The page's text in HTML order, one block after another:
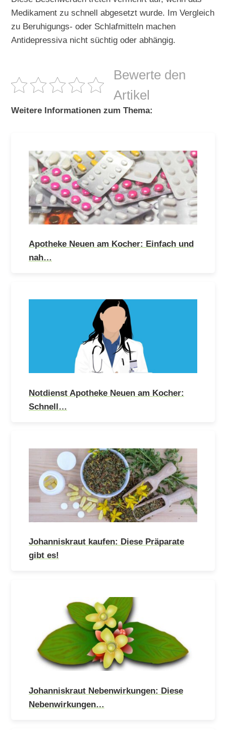
Medikament zu schnell abgesetzt wurde. Im Vergleich
zu Beruhigungs- oder Schlafmitteln machen
Antidepressiva nicht süchtig oder abhängig.
Bewerte den
Artikel
Weitere Informationen zum Thema:
Apotheke Neuen am Kocher: Einfach und
nah…
Notdienst Apotheke Neuen am Kocher:
Schnell…
Johanniskraut kaufen: Diese Präparate
gibt es!
Johanniskraut Nebenwirkungen: Diese
Nebenwirkungen…